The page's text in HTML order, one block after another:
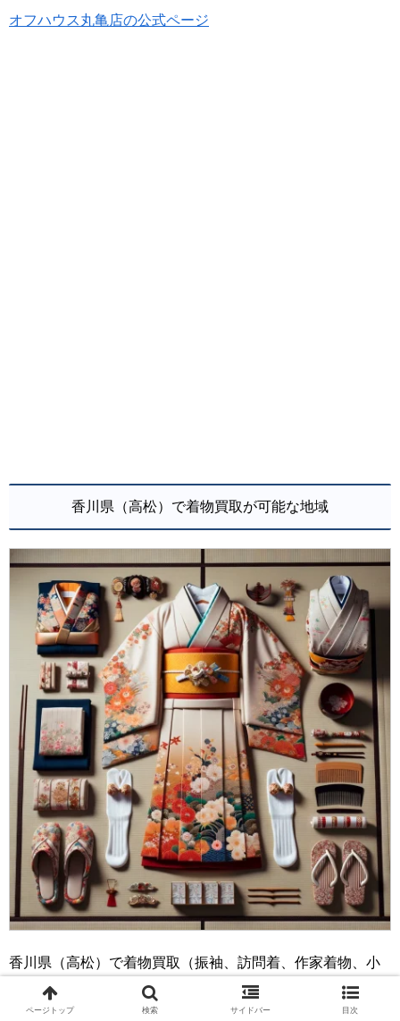
オフハウス丸亀店の公式ページ
香川県（高松）で着物買取が可能な地域
香川県（高松）で着物買取（振袖、訪問着、作家着物、小
紋、京友禅、留袖、付け下げ、紬、着物帯、かんざしな
ど）や着物処分が可能な地域（市）は以下のようになって
ページトップ 検索 サイドバー 目次